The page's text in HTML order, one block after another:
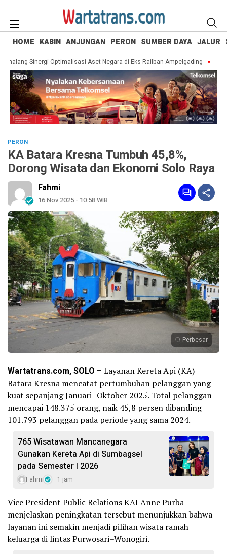
HOME KABIN ANJUNGAN PERON SUMBER DAYA JALUR
Sinergi Optimalisasi Aset Negara di Eks Railban Ampelgading 765
PERON
KA Batara Kresna Tumbuh 45,8%,
Dorong Wisata dan Ekonomi Solo Raya
Fahmi
16 Nov 2025 - 10:58 WIB
Perbesar
Wartatrans.com, SOLO – Layanan Kereta Api (KA)
Batara Kresna mencatat pertumbuhan pelanggan yang
kuat sepanjang Januari–Oktober 2025. Total pelanggan
mencapai 148.375 orang, naik 45,8 persen dibanding
101.793 pelanggan pada periode yang sama 2024.
765 Wisatawan Mancanegara
Gunakan Kereta Api di Sumbagsel
pada Semester I 2026
Fahmi 1 jam
Vice President Public Relations KAI Anne Purba
menjelaskan peningkatan tersebut menunjukkan bahwa
layanan ini semakin menjadi pilihan wisata ramah
keluarga di lintas Purwosari–Wonogiri.